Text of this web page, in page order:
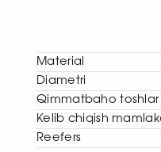
Material
Diametri
Qimmatbaho toshlar
Kelib chiqish
Reefers